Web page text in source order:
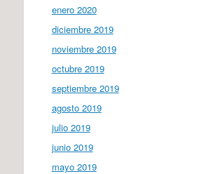
enero 2020
diciembre 2019
noviembre 2019
octubre 2019
septiembre 2019
agosto 2019
julio 2019
junio 2019
mayo 2019